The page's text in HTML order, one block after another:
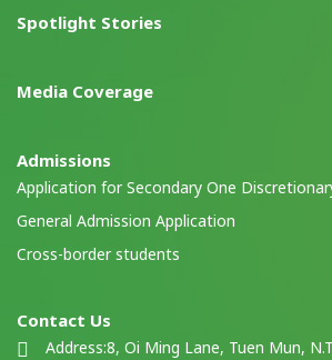
Spotlight Stories
Media Coverage
Admissions
Application for Secondary One
General Admission Application
Cross-border students
Contact Us
Address:8, Oi Ming Lane, Tuen Mun,